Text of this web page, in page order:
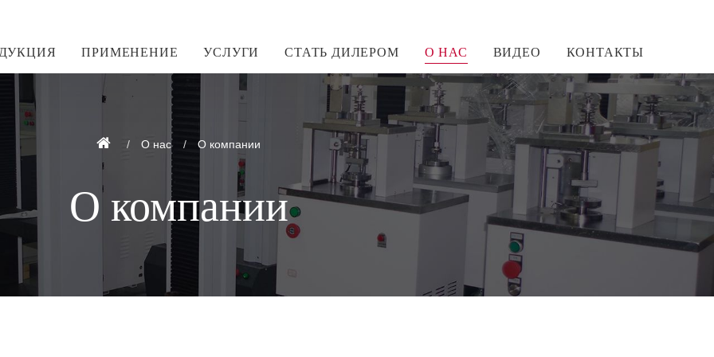
ПРИМЕНЕНИЕ УСЛУГИ СТАТЬ ДИЛЕРОМ О НАС ВИДЕО КОНТАКТЫ
О нас О компании
О компании